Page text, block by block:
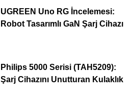
UGREEN Uno RG İncelemesi:
Robot Tasarımlı GaN Şarj Cihazı
Philips 5000 Serisi (TAH5209):
Şarj Cihazını Unutturan Kulaklık